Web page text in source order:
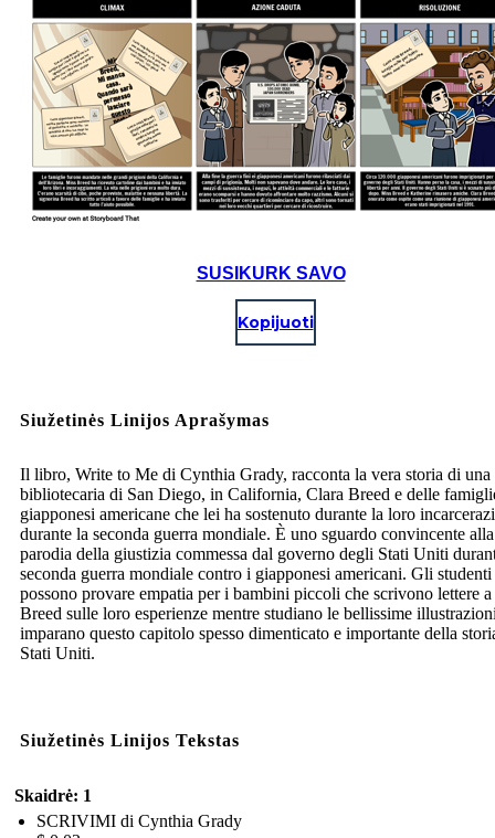
SUSIKURK SAVO
Kopijuoti
Siužetinės Linijos Aprašymas
Il libro, Write to Me di Cynthia Grady, racconta la vera storia di una
bibliotecaria di San Diego, in California, Clara Breed e delle
giapponesi americane che lei ha sostenuto durante la loro
durante la seconda guerra mondiale. È uno sguardo convincente alla
parodia della giustizia commessa dal governo degli Stati Uniti
seconda guerra mondiale contro i giapponesi americani. Gli studenti
possono provare empatia per i bambini piccoli che scrivono lettere
Breed sulle loro esperienze mentre studiano le bellissime
imparano questo capitolo spesso dimenticato e importante della
Stati Uniti.
Siužetinės Linijos Tekstas
Skaidrė: 1
SCRIVIMI di Cynthia Grady